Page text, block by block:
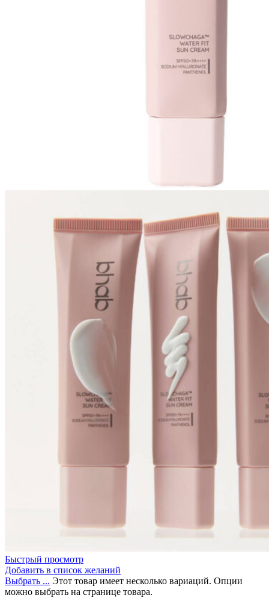
Быстрый просмотр
Добавить в список желаний
Выбрать ... Этот товар имеет несколько вариаций. Опции
можно выбрать на странице товара.